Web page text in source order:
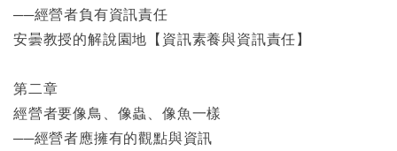
──經營者負有資訊責任
安曇教授的解說園地【資訊素養與資訊責任】
第二章
經營者要像鳥、像蟲、像魚一樣
──經營者應擁有的觀點與資訊